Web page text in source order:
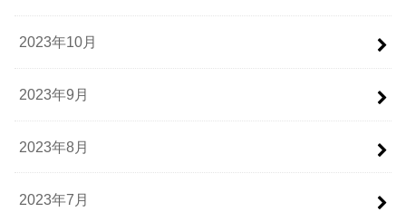
2023年10月
2023年9月
2023年8月
2023年7月